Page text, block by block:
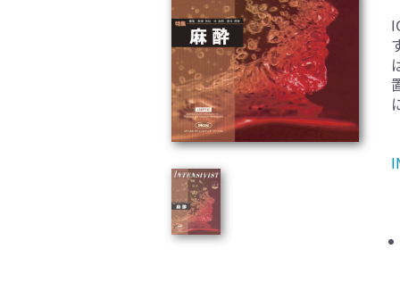
臨床医学:一般(359)
基礎医学関連科学(80)
歯科学(3)
衛生・公衆衛生学(14)